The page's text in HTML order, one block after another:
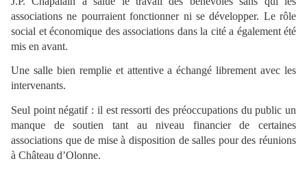
associations ne pourraient fonctionner ni se développer. Le rôle
social et économique des associations dans la cité a également été
mis en avant.
Une salle bien remplie et attentive a échangé librement avec les
intervenants.
Seul point négatif : il est ressorti des préoccupations du public un
manque de soutien tant au niveau financier de certaines
associations que de mise à disposition de salles pour des réunions
à Château d’Olonne.